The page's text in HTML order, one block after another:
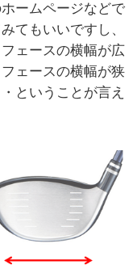
ームページなどで
てもいいですし、
ェースの横幅が広
ェースの横幅が狭
ということが言え